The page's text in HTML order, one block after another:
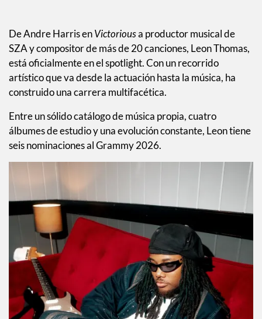
De Andre Harris enVictoriousa productor musical de
SZA y compositor de más de 20 canciones, Leon Thomas,
está oficialmente en el spotlight. Con un recorrido
artístico que va desde la actuación hasta la música, ha
construido una carrera multifacética.
Entre un sólido catálogo de música propia, cuatro
álbumes de estudio y una evolución constante, Leon tiene
seis nominaciones al Grammy 2026.